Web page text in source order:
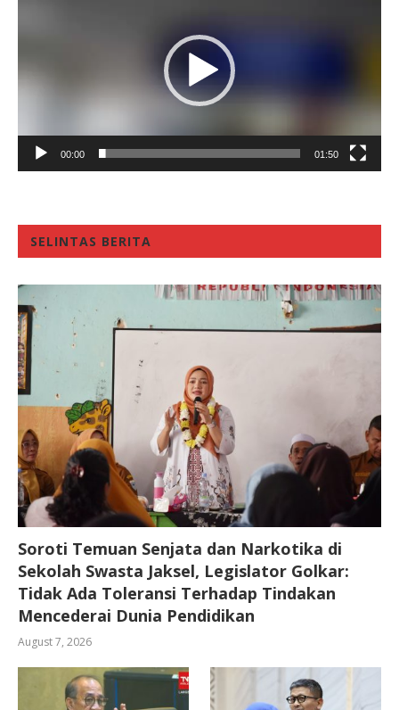
00:00 01:50
SELINTAS BERITA
Soroti Temuan Senjata dan Narkotika di
Sekolah Swasta Jaksel, Legislator Golkar:
Tidak Ada Toleransi Terhadap Tindakan
Mencederai Dunia Pendidikan
August 7, 2026